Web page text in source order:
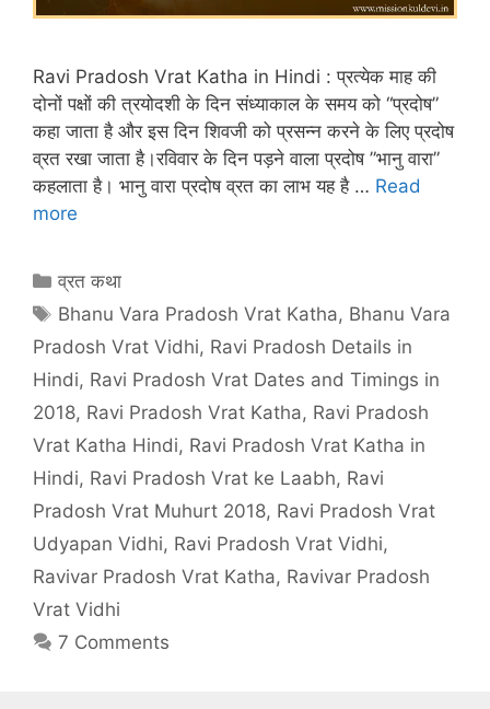
Ravi Pradosh Vrat Katha in Hindi : प्रत्येक माह की
दोनों पक्षों की त्रयोदशी के दिन संध्याकाल के समय को “प्रदोष”
कहा जाता है और इस दिन शिवजी को प्रसन्न करने के लिए प्रदोष
व्रत रखा जाता है।रविवार के दिन पड़ने वाला प्रदोष ”भानु वारा”
कहलाता है। भानु वारा प्रदोष व्रत का लाभ यह है … Read
more
Categories
व्रत कथा
Tags
Bhanu Vara Pradosh Vrat Katha, Bhanu Vara
Pradosh Vrat Vidhi, Ravi Pradosh Details in
Hindi, Ravi Pradosh Vrat Dates and Timings in
2018, Ravi Pradosh Vrat Katha, Ravi Pradosh
Vrat Katha Hindi, Ravi Pradosh Vrat Katha in
Hindi, Ravi Pradosh Vrat ke Laabh, Ravi
Pradosh Vrat Muhurt 2018, Ravi Pradosh Vrat
Udyapan Vidhi, Ravi Pradosh Vrat Vidhi,
Ravivar Pradosh Vrat Katha, Ravivar Pradosh
Vrat Vidhi
7 Comments